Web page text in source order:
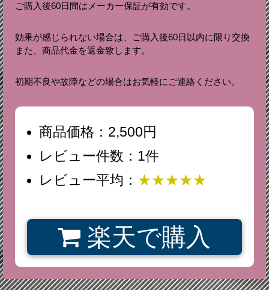
ご購入後60日間はメーカー保証が有効です。
効果が感じられない場合は、ご購入後60日以内に限り交換
また、商品代金を返金致します。
初期不良や故障などの場合はお気軽にご連絡ください。
商品価格：2,500円
レビュー件数：1件
レビュー平均： ★★★★★
楽天で購入